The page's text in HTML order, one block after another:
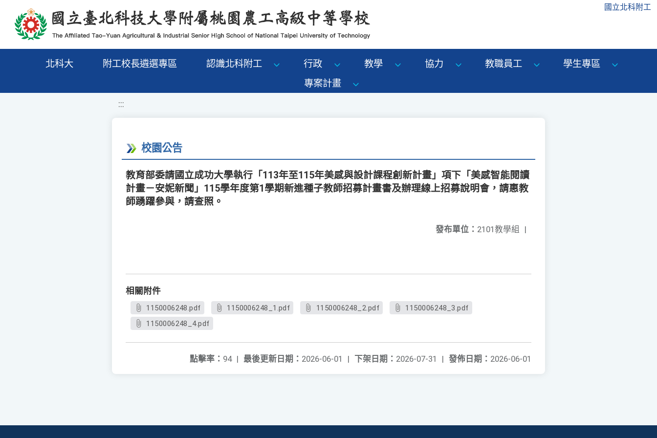
移至網頁之主要內容區位置 國立北科附工
北科大 附工校長遴選專區 認識北科附工 行政 教學 協力 教職員工
學生專區
專案計畫
:::
校園公告
教育部委請國立成功大學執行「113年至115年美感與設計課程創新計畫」項下「美感智能閱讀
計畫－安妮新聞」115學年度第1學期新進種子教師招募計畫書及辦理線上招募說明會，請惠教
師踴躍參與，請查照。
發布單位： 2101教學組 |
相關附件
1150006248.pdf 1150006248_1.pdf 1150006248_2.pdf
1150006248_3.pdf
1150006248_4.pdf
發佈日期： 2026-06-01
下架日期： 2026-07-31 |
最後更新日期： 2026-06-01 |
點擊率： 94 |